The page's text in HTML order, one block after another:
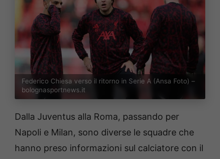
Federico Chiesa verso il ritorno in Serie A (Ansa Foto) –
bolognasportnews.it
Dalla Juventus alla Roma, passando per
Napoli e Milan, sono diverse le squadre che
hanno preso informazioni sul calciatore con il